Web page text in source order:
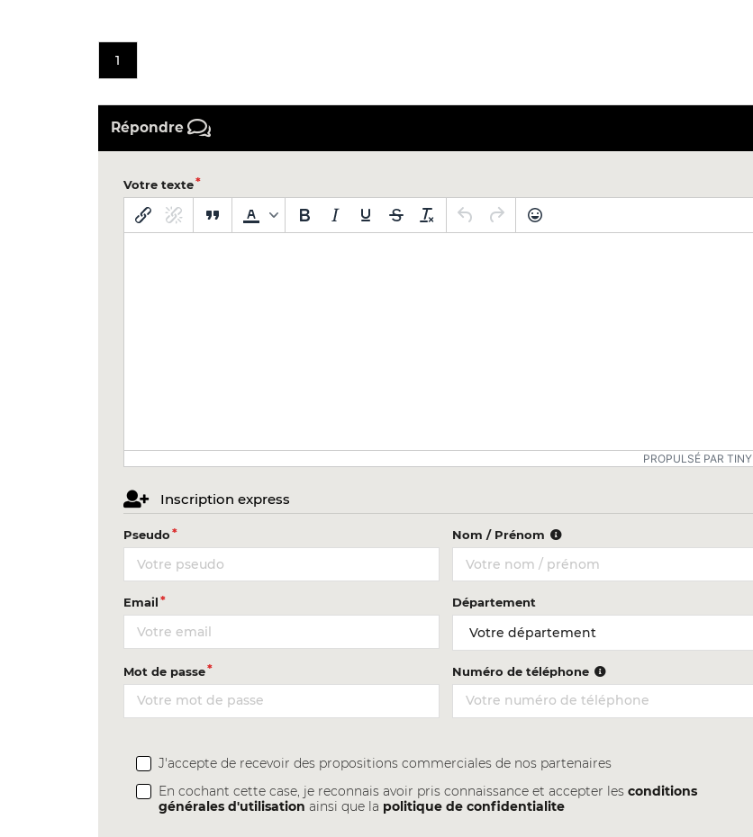
1
Répondre
Votre texte
PROPULSÉ PAR TINY
Inscription express
Pseudo Nom / Prénom
Email Département
Mot de passe Numéro de téléphone
J'accepte de recevoir des propositions commerciales de nos partenaires
En cochant cette case, je reconnais avoir pris connaissance et accepter lesconditions
générales d'utilisation ainsi que la politique de confidentialite